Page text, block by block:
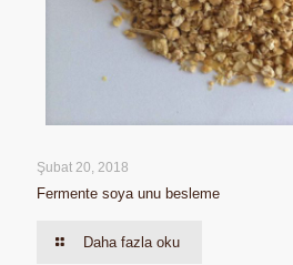
Şubat 20, 2018
Fermente soya unu besleme
Daha fazla oku